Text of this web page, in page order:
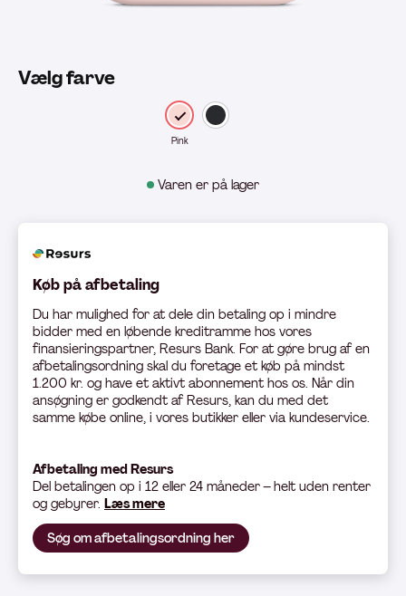
Varen er på lager
Vælg farve
Pink
Køb på afbetaling
Du har mulighed for at dele din betaling op i mindre
bidder med en løbende kreditramme hos vores
finansieringspartner, Resurs Bank. For at gøre brug af en
afbetalingsordning skal du foretage et køb på mindst
1.200 kr. og have et aktivt abonnement hos os. Når din
ansøgning er godkendt af Resurs, kan du med det
samme købe online, i vores butikker eller via kundeservice.
Afbetaling med Resurs
Del betalingen op i 12 eller 24 måneder – helt uden renter
og gebyrer. Læs mere
Søg om afbetalingsordning her